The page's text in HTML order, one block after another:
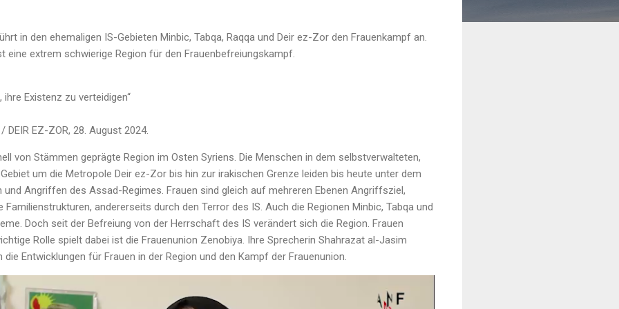
in den ehemaligen IS-Gebieten Minbic, Tabqa, Raqqa und Deir ez-Zor den Frauenkampf an.
eine extrem schwierige Region für den Frauenbefreiungskampf.
Existenz zu verteidigen“
DEIR EZ-ZOR, 28. August 2024.
von Stämmen geprägte Region im Osten Syriens. Die Menschen in dem selbstverwalteten,
um die Metropole Deir ez-Zor bis hin zur irakischen Grenze leiden bis heute unter dem
Angriffen des Assad-Regimes. Frauen sind gleich auf mehreren Ebenen Angriffsziel,
andererseits durch den Terror des IS. Auch die Regionen Minbic, Tabqa und
Doch seit der Befreiung von der Herrschaft des IS verändert sich die Region. Frauen
Rolle spielt dabei ist die Frauenunion Zenobiya. Ihre Sprecherin Shahrazat al-Jasim
Entwicklungen für Frauen in der Region und den Kampf der Frauenunion.